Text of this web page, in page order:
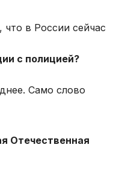
в России сейчас
с полицией?
Само слово
Отечественная